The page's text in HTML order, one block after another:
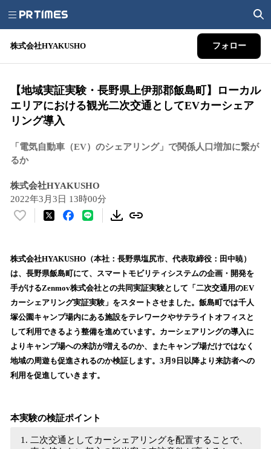
株式会社HYAKUSHO フォロー
【地域実証実験・長野県上伊那郡飯島町】ローカル
エリアにおける観光二次交通としてEVカーシェア
リング導入
「電気自動車（EV）のシェアリング」で関係人口増加に繋が
るか
株式会社HYAKUSHO
2022年3月3日 13時00分
い
！
数
を
読
込
み
中
で
す
株式会社HYAKUSHO（本社：長野県塩尻市、代表取締役：田中暁）
は、長野県飯島町にて、スマートモビリティシステムの企画・開発を
手がけるZenmov株式会社との共同実証実験として「二次交通用のEV
カーシェアリング実証実験」をスタートさせました。飯島町では千人
塚公園キャンプ場内にある施設をテレワークやサテライトオフィスと
して利用できるよう整備を進めています。カーシェアリングの導入に
よりキャンプ場への来訪が増えるのか、またキャンプ場だけではなく
地域の周遊も促進されるのか検証します。3月9日以降より来訪者への
利用を促進していきます。
本実験の検証ポイント
二次交通としてカーシェアリングを配置することで、